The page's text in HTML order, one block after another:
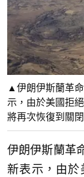
▲伊朗伊斯蘭革
示，由於美國拒
將再次恢復到關
伊朗伊斯蘭革
新表示，由於